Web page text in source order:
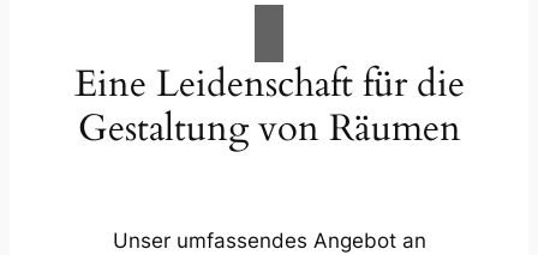
Eine Leidenschaft für die
Gestaltung von Räumen
Unser umfassendes Angebot an